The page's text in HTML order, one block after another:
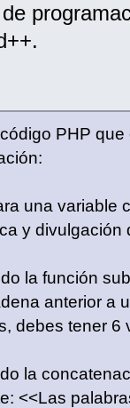
PHP
una variable
y divulgación
la función
anterior a
debes tener 6
la
<<Las